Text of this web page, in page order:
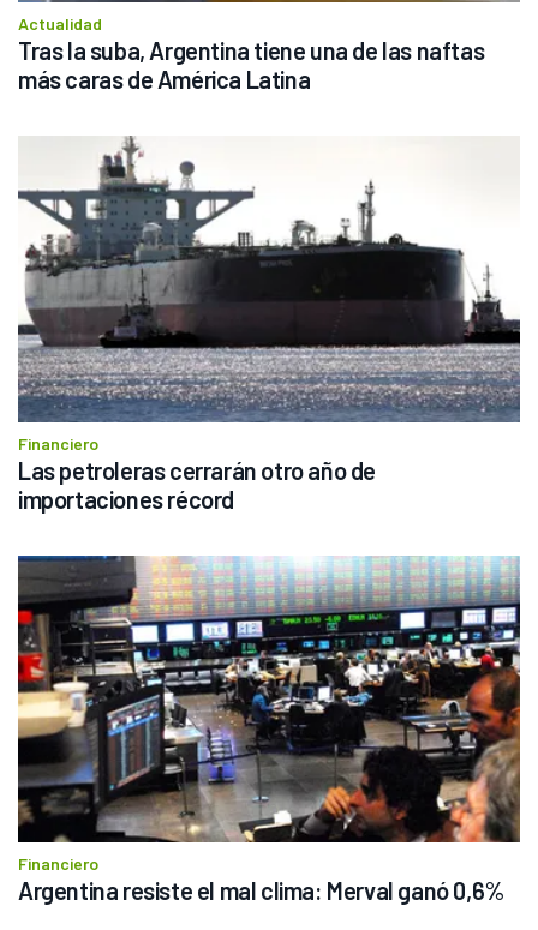
Actualidad
Tras la suba, Argentina tiene una de las naftas
más caras de América Latina
Financiero
Las petroleras cerrarán otro año de
importaciones récord
Financiero
Argentina resiste el mal clima: Merval ganó 0,6%